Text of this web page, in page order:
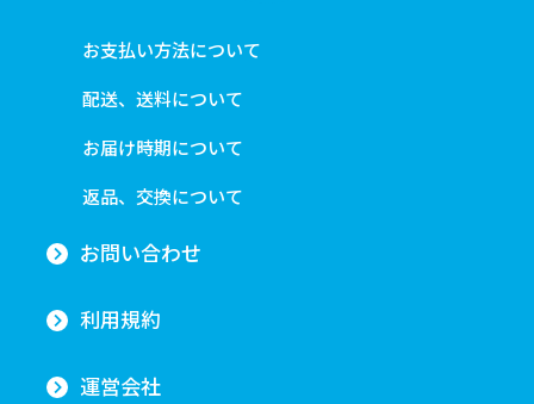
お支払い方法について
配送、送料について
お届け時期について
返品、交換について
お問い合わせ
利用規約
運営会社